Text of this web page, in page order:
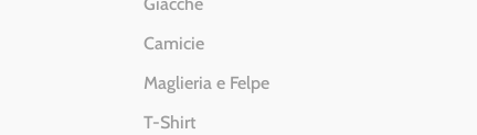
Giacche
Camicie
Maglieria e Felpe
T-Shirt